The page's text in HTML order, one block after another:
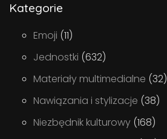
Kategorie
Emoji (11)
Jednostki (632)
Materiały multimedialne (32)
Nawiązania i stylizacje (38)
Niezbędnik kulturowy (168)